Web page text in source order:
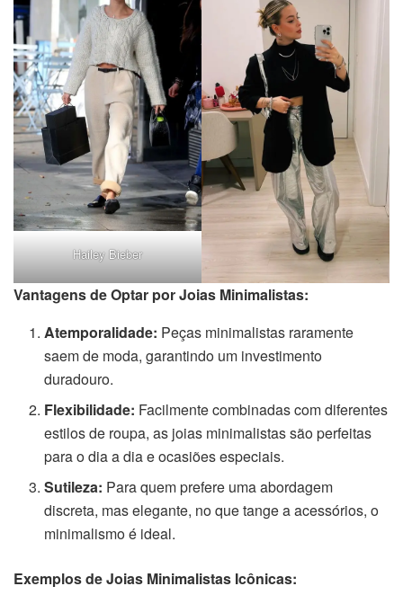
Hailey Bieber
Vantagens de Optar por Joias Minimalistas:
Atemporalidade: Peças minimalistas raramente
saem de moda, garantindo um investimento
duradouro.
Flexibilidade: Facilmente combinadas com diferentes
estilos de roupa, as joias minimalistas são perfeitas
para o dia a dia e ocasiões especiais.
Sutileza: Para quem prefere uma abordagem
discreta, mas elegante, no que tange a acessórios, o
minimalismo é ideal.
Exemplos de Joias Minimalistas Icônicas: